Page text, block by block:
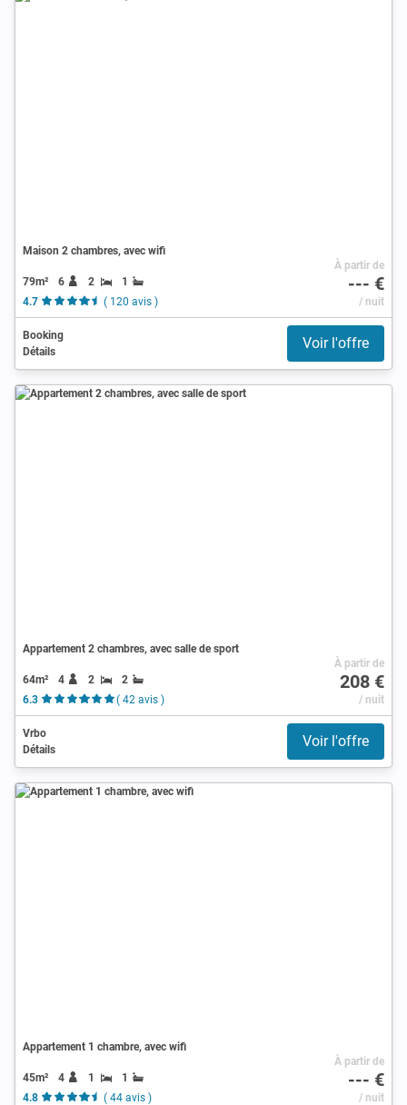
Maison 2 chambres, avec wifi
79m² 6 2
1
4.7
( 120 avis )
À partir de
--- €
/ nuit
Booking
Détails
Voir l'offre
Appartement 2 chambres, avec salle de sport
64m² 4 2
2
6.3
( 42 avis )
À partir de
208 €
/ nuit
Vrbo
Détails
Voir l'offre
Appartement 1 chambre, avec wifi
45m² 4 1
1
4.8
( 44 avis )
À partir de
--- €
/ nuit